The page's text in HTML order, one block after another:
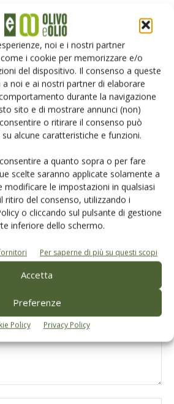
noi e i nostri partner
i cookie per memorizzare e/o
del dispositivo. Il consenso a queste
noi e ai nostri partner di elaborare
durante la navigazione
sito e di mostrare annunci (non)
o ritirare il consenso può
alcune caratteristiche e funzioni.
a quanto sopra o per fare
scelte saranno applicate solamente a
modificare le impostazioni in qualsiasi
del consenso, utilizzando i
o cliccando sul pulsante di gestione
inferiore dello schermo.
Per saperne di più su questi scopi
Accetta
Preferenze
Policy Privacy Policy
l’equilibrio fragile della filiera
moderno non produce solo
di oliva e doppio incentivo: il
di Stato dice no